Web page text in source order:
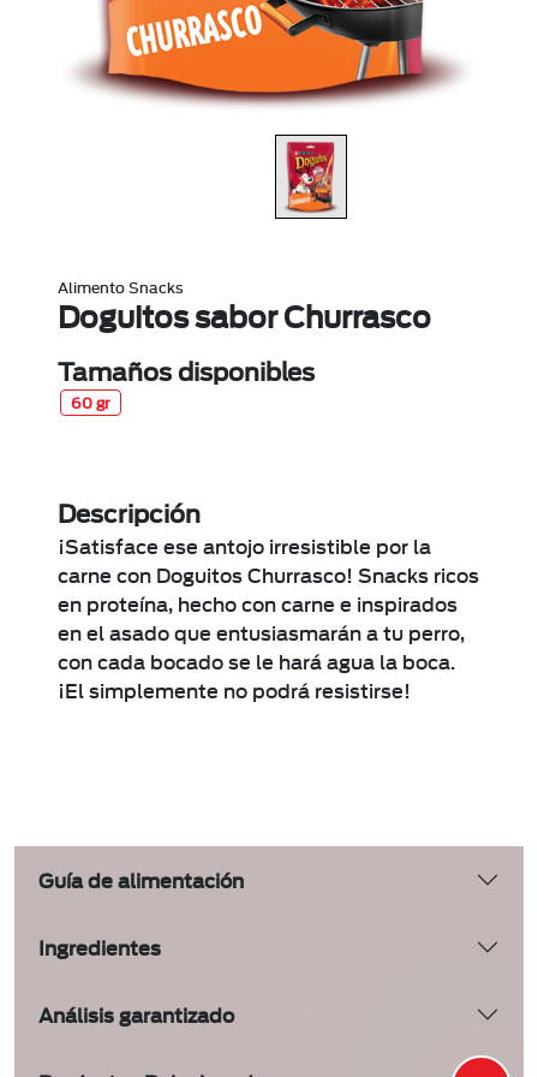
Alimento Snacks
Doguitos sabor Churrasco
Tamaños disponibles
60 gr
Descripción
¡Satisface ese antojo irresistible por la
carne con Doguitos Churrasco! Snacks ricos
en proteína, hecho con carne e inspirados
en el asado que entusiasmarán a tu perro,
con cada bocado se le hará agua la boca.
¡El simplemente no podrá resistirse!
Guía de alimentación
Ingredientes
Análisis garantizado